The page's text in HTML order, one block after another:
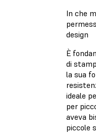
In che
design
È
di
la sua
ideale
per
aveva
piccole